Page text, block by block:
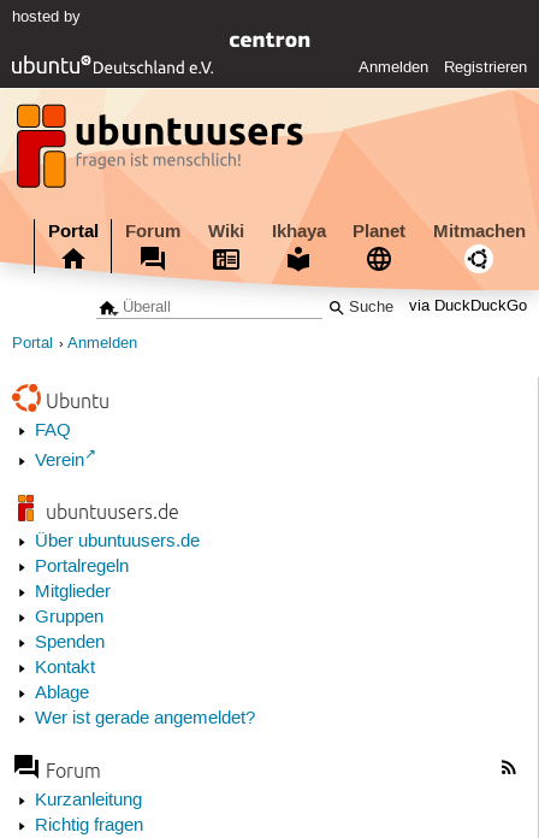
hosted by
Anmelden Registrieren
Portal Forum Wiki Ikhaya Planet Mitmachen
via DuckDuckGo
Portal Anmelden
Ubuntu
FAQ
Verein
ubuntuusers.de
Über ubuntuusers.de
Portalregeln
Mitglieder
Gruppen
Spenden
Kontakt
Ablage
Wer ist gerade angemeldet?
Forum
Kurzanleitung
Richtig fragen